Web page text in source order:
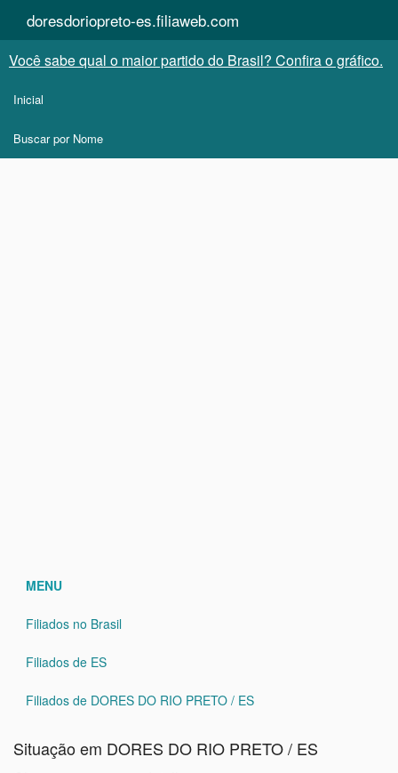
doresdoriopreto-es.filiaweb.com
Você sabe qual o maior partido do Brasil? Confira o gráfico.
Inicial
Buscar por Nome
MENU
Filiados no Brasil
Filiados de ES
Filiados de DORES DO RIO PRETO / ES
Situação em DORES DO RIO PRETO / ES